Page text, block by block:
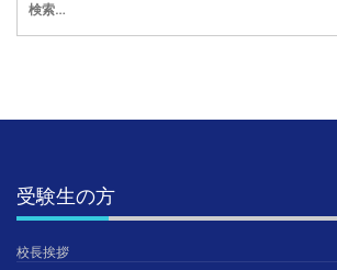
索:
受験生の方
校長挨拶